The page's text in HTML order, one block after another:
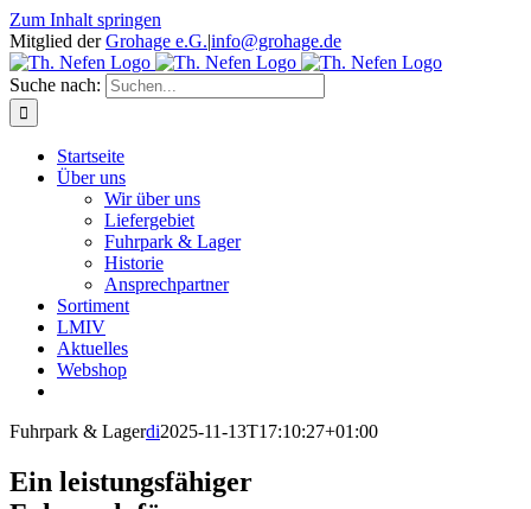
Zum Inhalt springen
Mitglied derGrohage e.G.|info@grohage.de
Suche nach:
Startseite
Über uns
Wir über uns
Liefergebiet
Fuhrpark & Lager
Historie
Ansprechpartner
Sortiment
LMIV
Aktuelles
Webshop
Fuhrpark & Lagerdi2025-11-13T17:10:27+01:00
Ein leistungsfähiger